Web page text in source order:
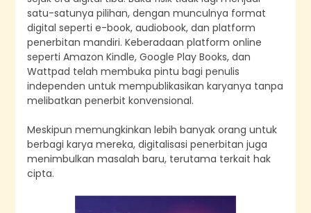
satu-satunya pilihan, dengan munculnya format
digital seperti e-book, audiobook, dan platform
penerbitan mandiri. Keberadaan platform online
seperti Amazon Kindle, Google Play Books, dan
Wattpad telah membuka pintu bagi penulis
independen untuk mempublikasikan karyanya tanpa
melibatkan penerbit konvensional.
Meskipun memungkinkan lebih banyak orang untuk
berbagi karya mereka, digitalisasi penerbitan juga
menimbulkan masalah baru, terutama terkait hak
cipta.